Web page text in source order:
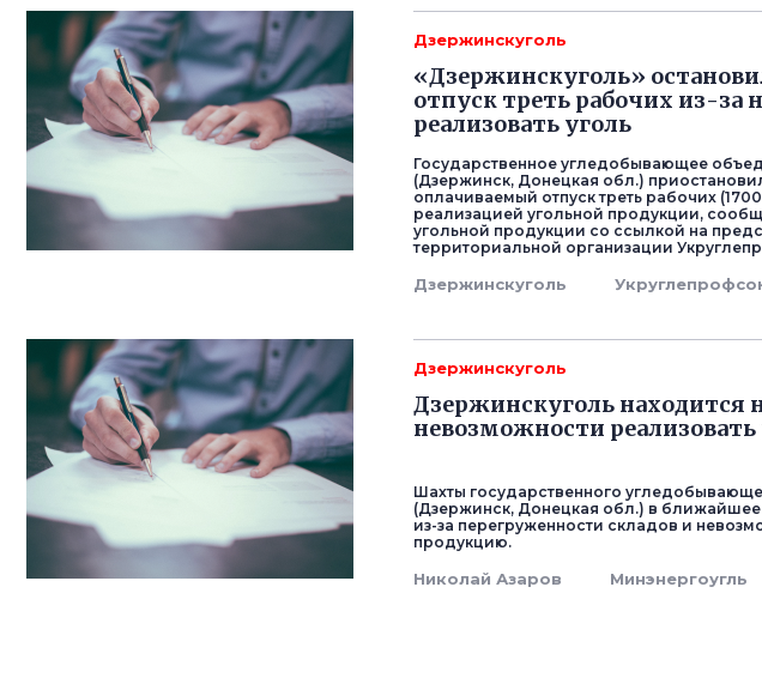
Дзержинскуголь
«Дзержинскуголь»
отпуск треть рабочих из-за
реализовать уголь
Государственное угледобывающее
(Дзержинск, Донецкая обл.)
оплачиваемый отпуск треть рабочих
реализацией угольной продукции,
угольной продукции со ссылкой на
территориальной организации
Дзержинскуголь
Дзержинскуголь
Дзержинскуголь находится
невозможности
Шахты государственного
(Дзержинск, Донецкая обл.) в ближайшее
из-за перегруженности складов и
продукцию.
Николай Азаров Минэнергоугль